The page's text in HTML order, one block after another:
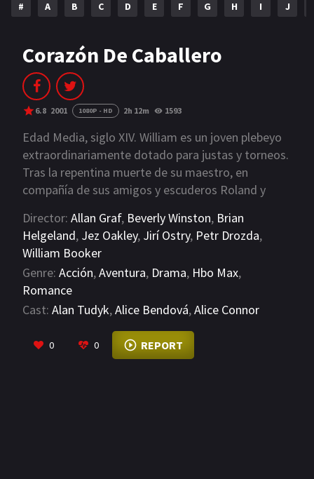
AÑOS
2023
2021 2020
2019 2018
2014 2006
2002 2001
2000 1990
SERIES
PELICULAS
# A B C D E F G H I J
Corazón De Caballero
6.8 2001 1080P - HD 2h 12m 1593
Edad Media, siglo XIV. William es un joven plebeyo
extraordinariamente dotado para justas y torneos.
Tras la repentina muerte de su maestro, en
compañía de sus amigos y escuderos Roland y
noble caballero. Durante sus viajes conocerá a
Chaucer, un escritor que falsificará un árbol
genealógico que justifique el título nobiliario del
que se ha apropiado.
Director: Allan Graf, Beverly Winston, Brian
Helgeland, Jez Oakley, Jirí Ostry, Petr Drozda,
William Booker
Genre: Acción,Aventura, Drama, Hbo Max,
Romance
Cast: Alan Tudyk,Alice Bendová,Alice Connor
0 0 REPORT